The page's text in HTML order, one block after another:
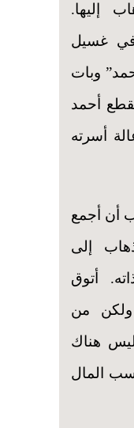
إليها.
في غسيل
وبات
أحمد
أسرته
أن أجمع
إلى
أتوق
ولكن من
هناك
المال